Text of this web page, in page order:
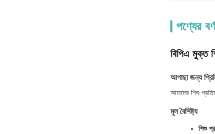
পণ্যের
বিপিএ মুক্ত
আগাছা জন্য
আমাদের শিশু
মূল বৈশিষ্ট্য
শিশু